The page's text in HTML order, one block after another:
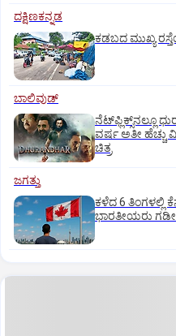
ದಕ್ಷಿಣಕನ್ನಡ
ಕಡಬದ ಮುಖ್ಯ
ಬಾಲಿವುಡ್‌
ನೆಟ್‌ಫ್ಲಿಕ್ಸ್‌ನಲ್ಲೂ
ವರ್ಷ ಅತೀ ಹೆಚ್ಚು
ಚಿತ್ರ
ಜಗತ್ತು
ಕಳೆದ 6 ತಿಂಗಳಲ್ಲಿ
ಭಾರತೀಯರು